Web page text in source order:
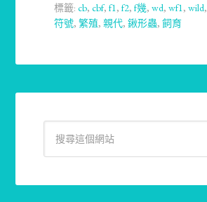
標籤:cb,cbf,f1,f2,f幾,wd,wf1,wild,
符號,繁殖,親代,鍬形蟲,飼育